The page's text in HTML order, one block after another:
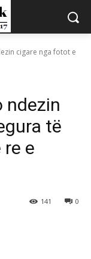
cigare nga fotot e
ndezin
të
e
0
141